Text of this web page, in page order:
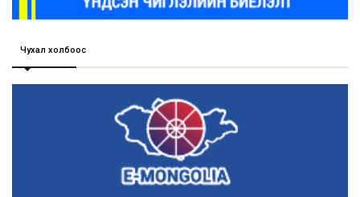
Чухал холбоос